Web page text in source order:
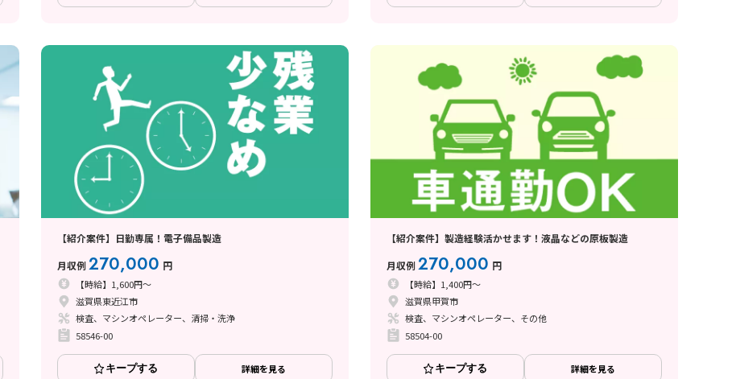
【紹介案件】日勤専属！電子備品製造
月収例270,000 円
【時給】1,600円～
滋賀県東近江市
検査、マシンオペレーター、清掃・洗浄
58546-00
キープする 詳細を見る
【紹介案件】製造経験活かせます！液晶などの原板製造
月収例270,000 円
【時給】1,400円～
滋賀県甲賀市
検査、マシンオペレーター、その他
58504-00
キープする 詳細を見る